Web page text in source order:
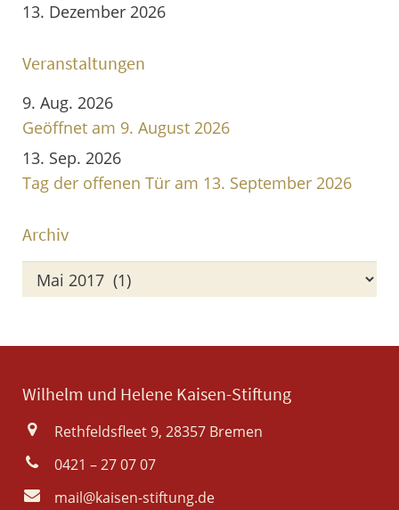
13. Dezember 2026
Veranstaltungen
9. Aug. 2026
Geöffnet am 9. August 2026
13. Sep. 2026
Tag der offenen Tür am 13. September 2026
Archiv
Archiv
Wilhelm und Helene Kaisen-Stiftung
Rethfeldsfleet 9, 28357 Bremen
0421 – 27 07 07
mail@kaisen-stiftung.de